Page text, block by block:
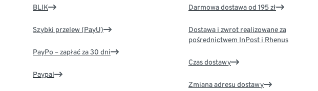
BLIK
Szybki przelew (PayU)
PayPo – zapłać za 30 dni
Paypal
Darmowa dostawa od 195 zł
Dostawa i zwrot realizowane za
pośrednictwem InPost i Rhenus
Czas dostawy
Zmiana adresu dostawy